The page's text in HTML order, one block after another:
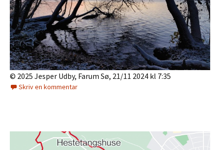
© 2025 Jesper Udby, Farum Sø, 21/11 2024 kl 7:35
Skriv en kommentar